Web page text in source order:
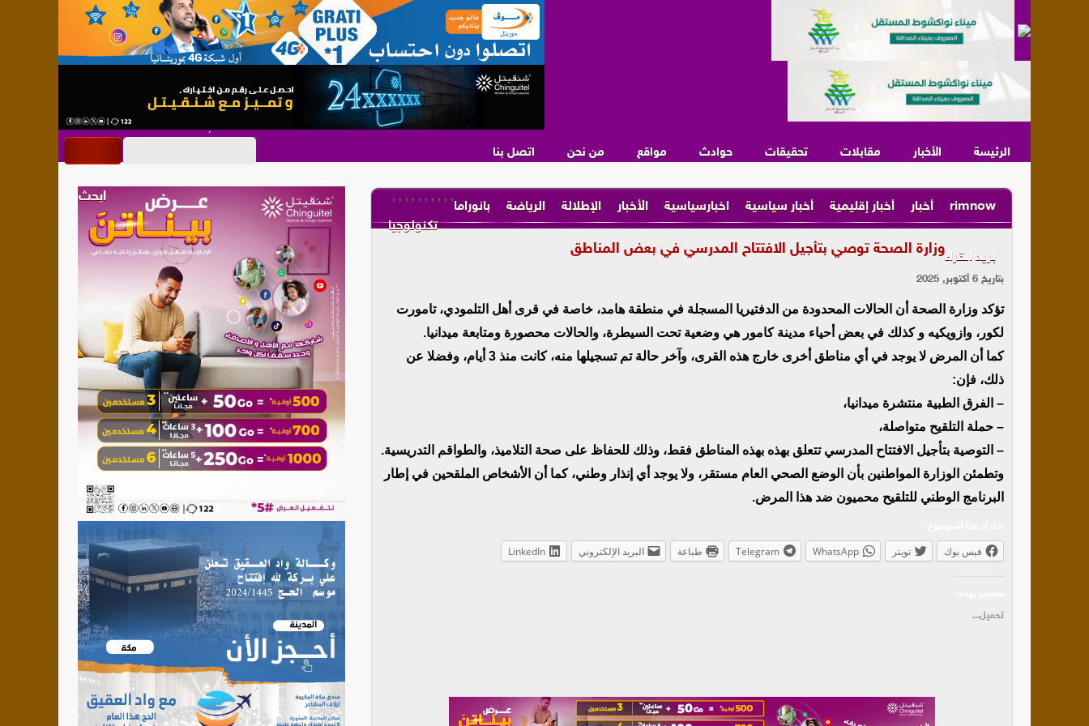
الرئيسة الأخبار مقابلات تحقيقات حوادث مواقع من نحن اتصل بنا
rimnow
,
أخبار
,
أخبار إقليمية
,
أخبار سياسية
,
اخبارسياسية
,
الأخبار
,
الإطلالة
,
الرياضة
,
بانوراما
,
بريد القراء
,
تكنولوجيا
وزارة الصحة توصي بتأجيل الافتتاح المدرسي في بعض المناطق
بتاريخ 6 أكتوبر, 2025
تؤكد وزارة الصحة أن الحالات المحدودة من الدفتيريا المسجلة في منطقة هامد، خاصة في قرى أهل التلمودي، تامورت
لكور، وازويكيه و كذلك في بعض أحياء مدينة كامور هي وضعية تحت السيطرة، والحالات محصورة ومتابعة ميدانيا.
كما أن المرض لا يوجد في أي مناطق أخرى خارج هذه القرى، وآخر حالة تم تسجيلها منه، كانت منذ 3 أيام، وفضلا عن
ذلك، فإن:
– الفرق الطبية منتشرة ميدانيا،
– ⁠حملة التلقيح متواصلة،
– ⁠التوصية بتأجيل الافتتاح المدرسي تتعلق بهذه بهذه المناطق فقط، وذلك للحفاظ على صحة التلاميذ، والطواقم التدريسية.
وتطمئن الوزارة المواطنين بأن الوضع الصحي العام مستقر، ولا يوجد أي إنذار وطني، كما أن الأشخاص الملقحين في إطار
البرنامج الوطني للتلقيح محميون ضد هذا المرض.
فيس بوك تويتر WhatsApp
Telegram طباعة البريد الإلكتروني LinkedIn
تحميل...